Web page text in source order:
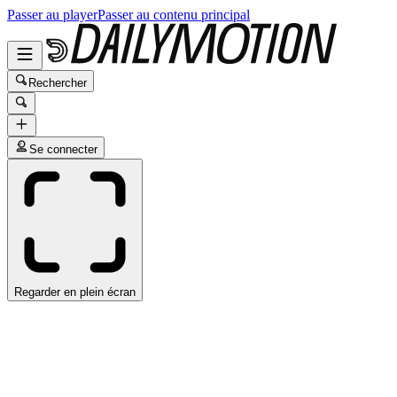
Passer au playerPasser au contenu principal
Rechercher
Se connecter
Regarder en plein écran